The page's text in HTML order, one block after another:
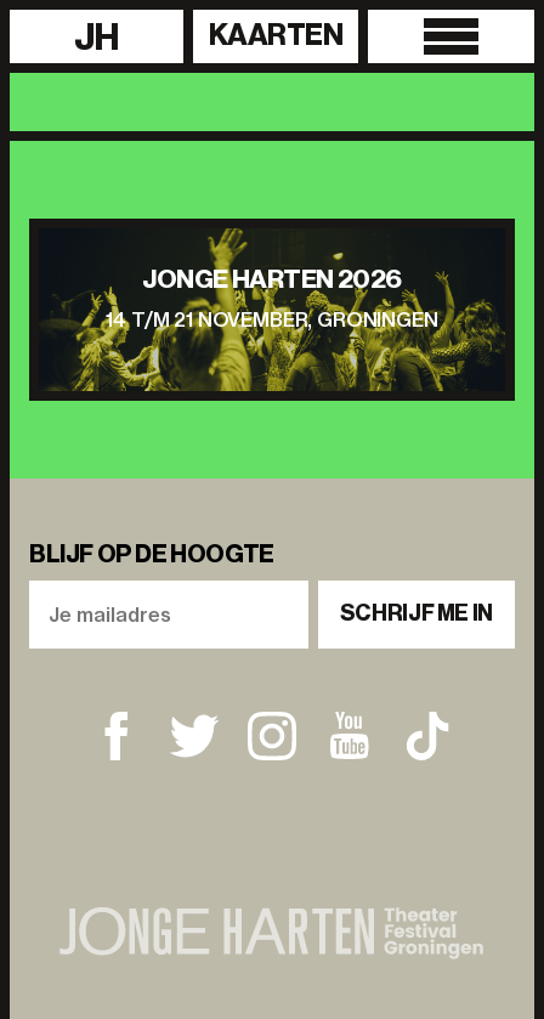
JH KAARTEN
JONGE HARTEN 2026
14 T/M 21 NOVEMBER, GRONINGEN
BLIJF OP DE HOOGTE
SCHRIJF ME IN